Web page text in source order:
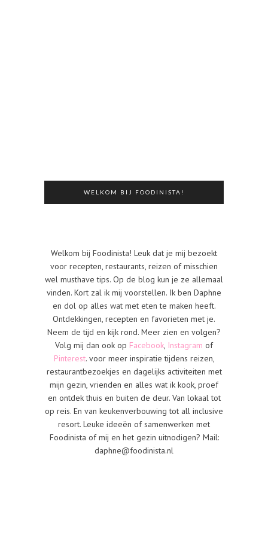
WELKOM BIJ FOODINISTA!
Welkom bij Foodinista! Leuk dat je mij bezoekt
voor recepten, restaurants, reizen of misschien
wel musthave tips. Op de blog kun je ze allemaal
vinden. Kort zal ik mij voorstellen. Ik ben Daphne
en dol op alles wat met eten te maken heeft.
Ontdekkingen, recepten en favorieten met je.
Neem de tijd en kijk rond. Meer zien en volgen?
Volg mij dan ook op Facebook, Instagram of
Pinterest. voor meer inspiratie tijdens reizen,
restaurantbezoekjes en dagelijks activiteiten met
mijn gezin, vrienden en alles wat ik kook, proef
en ontdek thuis en buiten de deur. Van lokaal tot
op reis. En van keukenverbouwing tot all inclusive
resort. Leuke ideeën of samenwerken met
Foodinista of mij en het gezin uitnodigen? Mail:
daphne@foodinista.nl